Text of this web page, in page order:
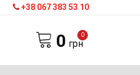
+38 067 383 53 10
0
0 грн